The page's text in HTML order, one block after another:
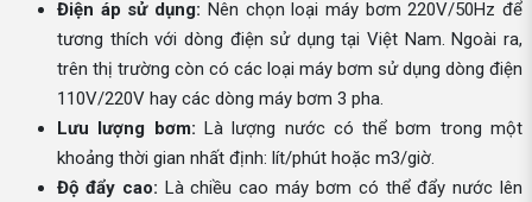
Điện áp sử dụng: Nên chọn loại máy bơm 220V/50Hz để
tương thích với dòng điện sử dụng tại Việt Nam. Ngoài ra,
trên thị trường còn có các loại máy bơm sử dụng dòng điện
110V/220V hay các dòng máy bơm 3 pha.
Lưu lượng bơm: Là lượng nước có thể bơm trong một
khoảng thời gian nhất định: lít/phút hoặc m3/giờ.
Độ đẩy cao: Là chiều cao máy bơm có thể đẩy nước lên